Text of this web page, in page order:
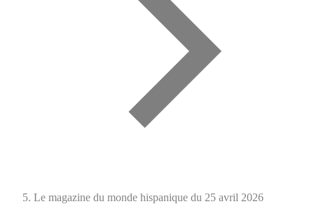
Le magazine du monde hispanique du 25 avril 2026